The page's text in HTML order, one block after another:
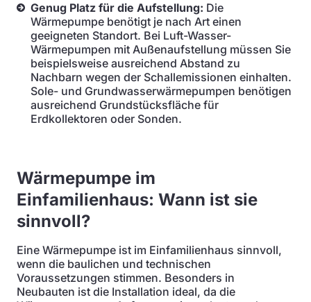
Genug Platz für die Aufstellung: Die
Wärmepumpe benötigt je nach Art einen
geeigneten Standort. Bei Luft-Wasser-
Wärmepumpen mit Außenaufstellung müssen Sie
beispielsweise ausreichend Abstand zu
Nachbarn wegen der Schallemissionen einhalten.
Sole- und Grundwasserwärmepumpen benötigen
ausreichend Grundstücksfläche für
Erdkollektoren oder Sonden.
Wärmepumpe im
Einfamilienhaus: Wann ist sie
sinnvoll?
Eine Wärmepumpe ist im Einfamilienhaus sinnvoll,
wenn die baulichen und technischen
Voraussetzungen stimmen. Besonders in
Neubauten ist die Installation ideal, da die